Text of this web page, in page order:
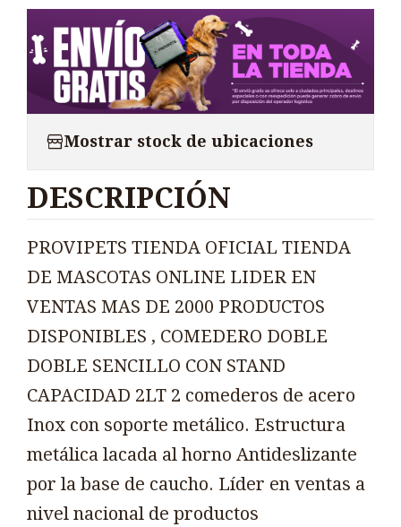
Mostrar stock de ubicaciones
DESCRIPCIÓN
PROVIPETS TIENDA OFICIAL TIENDA
DE MASCOTAS ONLINE LIDER EN
VENTAS MAS DE 2000 PRODUCTOS
DISPONIBLES , COMEDERO DOBLE
DOBLE SENCILLO CON STAND
CAPACIDAD 2LT 2 comederos de acero
Inox con soporte metálico. Estructura
metálica lacada al horno Antideslizante
por la base de caucho. Líder en ventas a
nivel nacional de productos